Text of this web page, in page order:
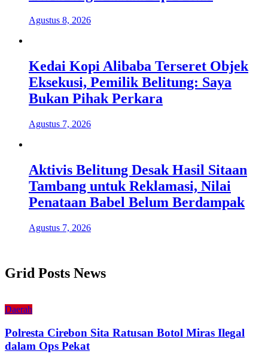
Agustus 8, 2026
Kedai Kopi Alibaba Terseret Objek
Eksekusi, Pemilik Belitung: Saya
Bukan Pihak Perkara
Agustus 7, 2026
Aktivis Belitung Desak Hasil Sitaan
Tambang untuk Reklamasi, Nilai
Penataan Babel Belum Berdampak
Agustus 7, 2026
Grid Posts News
Daerah
Polresta Cirebon Sita Ratusan Botol Miras Ilegal
dalam Ops Pekat